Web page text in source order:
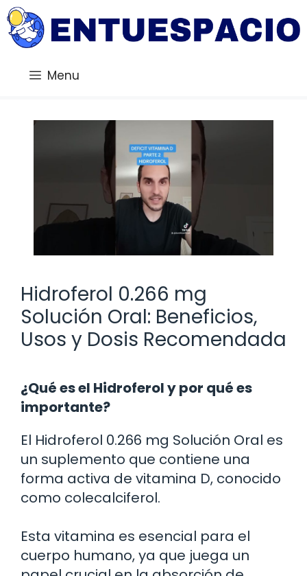
Saltar
al
contenido
Menu
Hidroferol 0.266 mg
Solución Oral: Beneficios,
Usos y Dosis Recomendada
¿Qué es el Hidroferol y por qué es
importante?
El Hidroferol 0.266 mg Solución Oral es
un suplemento que contiene una
forma activa de vitamina D, conocido
como colecalciferol.
Esta vitamina es esencial para el
cuerpo humano, ya que juega un